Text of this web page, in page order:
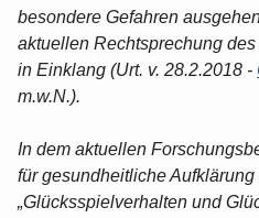
besondere Gefahren
aktuellen Rechtsprechung
in Einklang (Urt. v. 28.2.2018 -
m.w.N.).
In dem aktuellen
für gesundheitliche Aufklärung
„Glücksspielverhalten und